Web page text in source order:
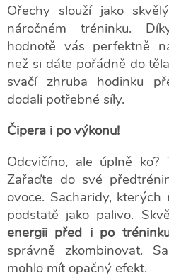
Ořechy slouží jako
náročném tréninku.
hodnotě vás perfektně
než si dáte pořádně do
svačí zhruba hodinku
dodali potřebné síly.
Čipera i po výkonu!
Odcvičíno, ale úplně ko?
Zařaďte do své
ovoce. Sacharidy,
podstatě jako palivo.
energii před i po
správně zkombinovat.
mohlo mít opačný efekt.